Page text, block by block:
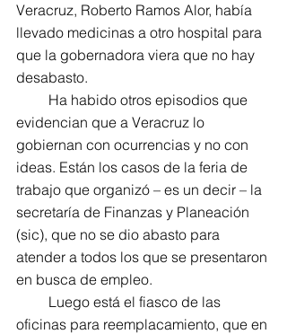
Veracruz, Roberto Ramos Alor, había
llevado medicinas a otro hospital para
que la gobernadora viera que no hay
desabasto.
Ha habido otros episodios que
evidencian que a Veracruz lo
gobiernan con ocurrencias y no con
ideas. Están los casos de la feria de
trabajo que organizó – es un decir – la
secretaría de Finanzas y Planeación
(sic), que no se dio abasto para
atender a todos los que se presentaron
en busca de empleo.
Luego está el fiasco de las
oficinas para reemplacamiento, que en